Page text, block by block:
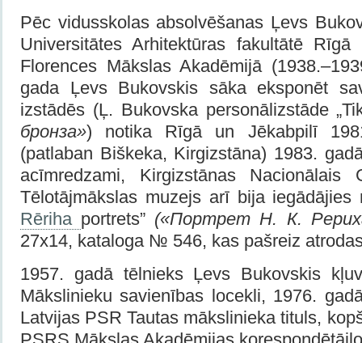
Pēc vidusskolas absolvēšanas Ļevs
Universitātes Arhitektūras fakultātē Rīgā
Florences Mākslas Akadēmijā
gada Ļevs Bukovskis sāka eksponēt
izstādēs (Ļ. Bukovska personālizstāde
бронза») notika Rīgā un Jēkabpilī
(patlaban Biškeka, Kirgizstāna) 1983.
acīmredzami, Kirgizstānas Nacionālais
Tēlotājmākslas muzejs arī bija iegādājies
Rēriha portrets” («Портрет Н. К.
27х14, kataloga № 546, kas pašreiz
1957. gadā tēlnieks Ļevs Bukovskis
Mākslinieku savienības locekli, 1976.
Latvijas PSR Tautas mākslinieka tituls,